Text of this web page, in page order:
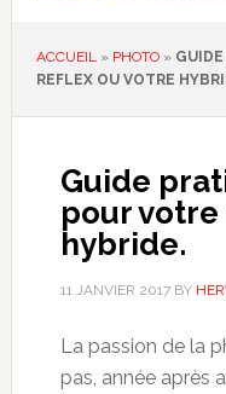
ACCUEIL » PHOTO»
REFLEX OU VOTRE
Guide
pour
hybride.
11 JANVIER 2017BY
La passion de la
pas, année après